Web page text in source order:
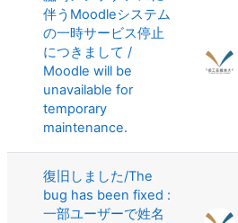
伴うMoodleシステム
の一時サービス停止
につきまして /
Moodle will be
unavailable for
temporary
maintenance.
復旧しました/The
bug has been fixed :
一部ユーザーで姓名